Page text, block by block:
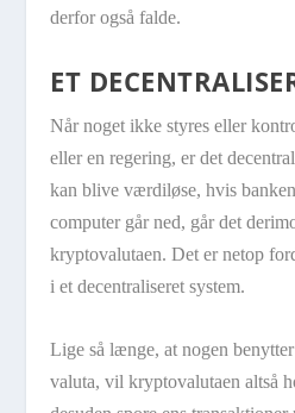
derfor også falde.
ET
Når noget ikke styres eller
eller en regering, er det
kan blive værdiløse, hvis
computer går ned, går det
kryptovalutaen. Det er netop
i et decentraliseret system.
Lige så længe, at nogen
valuta, vil kryptovalutaen altså